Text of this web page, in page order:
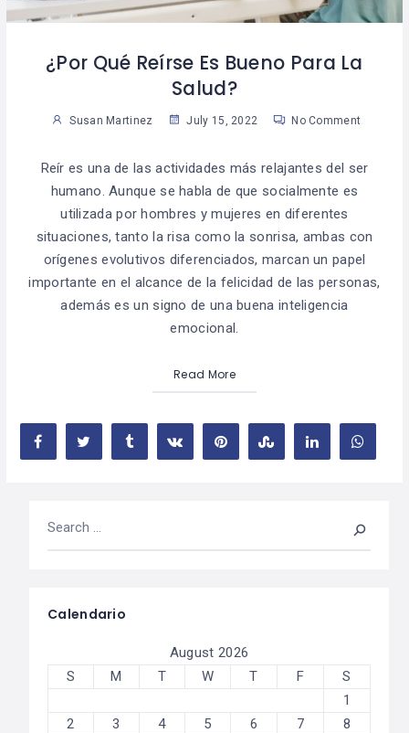
¿Por Qué Reírse Es Bueno Para La
Salud?
Susan Martinez July 15, 2022 No Comment
Reír es una de las actividades más relajantes del ser
humano. Aunque se habla de que socialmente es
utilizada por hombres y mujeres en diferentes
situaciones, tanto la risa como la sonrisa, ambas con
orígenes evolutivos diferenciados, marcan un papel
importante en el alcance de la felicidad de las personas,
además es un signo de una buena inteligencia
emocional.
Read More
Calendario
August 2026
S
M T W T F
S
1
2
3 4 5 6 7
8